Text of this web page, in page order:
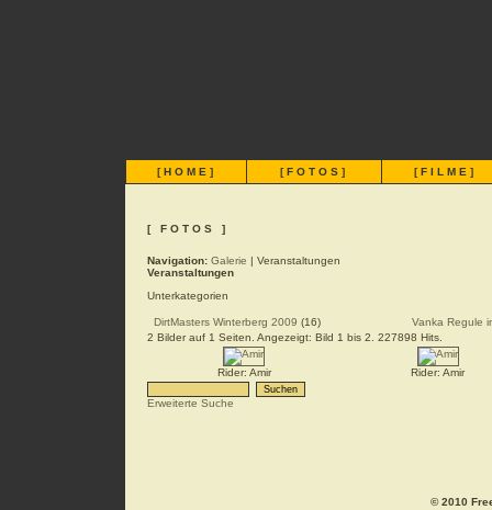
[HOME ] [FOTOS ] [FILME ]
[ FOTOS ]
Navigation: Galerie | Veranstaltungen
Veranstaltungen
Unterkategorien
DirtMasters Winterberg 2009 (16)
Vanka Regule
2 Bilder auf 1 Seiten. Angezeigt: Bild 1 bis 2. 227898 Hits.
Rider: Amir Rider: Amir
Erweiterte Suche
© 2010